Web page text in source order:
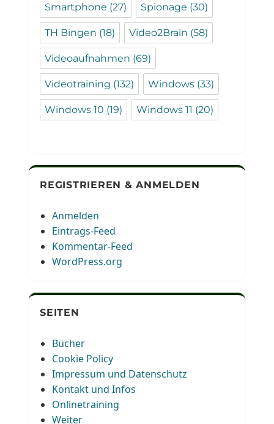
Smartphone (27) Spionage (30)
TH Bingen (18) Video2Brain (58)
Videoaufnahmen (69)
Videotraining (132) Windows (33)
Windows 10 (19) Windows 11 (20)
REGISTRIEREN & ANMELDEN
Anmelden
Eintrags-Feed
Kommentar-Feed
WordPress.org
SEITEN
Bücher
Cookie Policy
Impressum und Datenschutz
Kontakt und Infos
Onlinetraining
Weiter